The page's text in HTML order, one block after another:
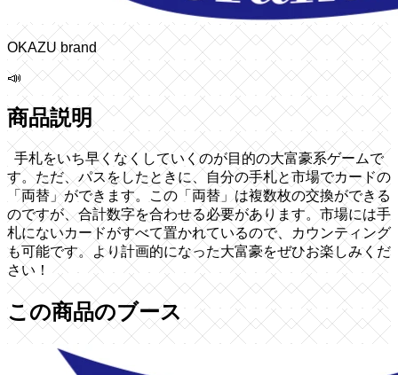
OKAZU brand
📣
商品説明
手札をいち早くなくしていくのが目的の大富豪系ゲームで
す。ただ、パスをしたときに、自分の手札と市場でカードの
「両替」ができます。この「両替」は複数枚の交換ができる
のですが、合計数字を合わせる必要があります。市場には手
札にないカードがすべて置かれているので、カウンティング
も可能です。より計画的になった大富豪をぜひお楽しみくだ
さい！
この商品のブース